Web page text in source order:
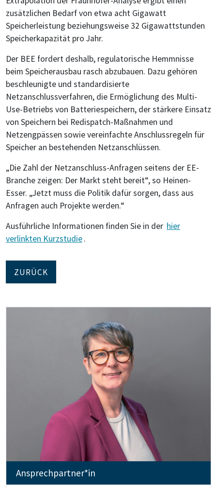
zusätzlichen Bedarf von etwa acht Gigawatt
Speicherleistung beziehungsweise 32 Gigawattstunden
Speicherkapazität pro Jahr.
Der BEE fordert deshalb, regulatorische Hemmnisse
beim Speicherausbau rasch abzubauen. Dazu gehören
beschleunigte und standardisierte
Netzanschlussverfahren, die Ermöglichung des Multi-
Use-Betriebs von Batteriespeichern, der stärkere Einsatz
von Speichern bei Redispatch-Maßnahmen und
Netzengpässen sowie vereinfachte Anschlussregeln für
Speicher an bestehenden Netzanschlüssen.
„Die Zahl der Netzanschluss-Anfragen seitens der EE-
Branche zeigen: Der Markt steht bereit“, so Heinen-
Esser. „Jetzt muss die Politik dafür sorgen, dass aus
Anfragen auch Projekte werden.“
Ausführliche Informationen finden Sie in der hier
verlinkten Kurzstudie.
ZURÜCK
Ansprechpartner*in